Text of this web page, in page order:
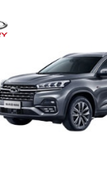
迈腾